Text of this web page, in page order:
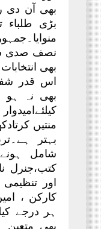
بھی آن دی
بڑی طلباء
نصف صدی
بھی
اس قدر
بھی نہ
منتیں
بہتر
شامل ہونے
کتب،جنرل
اور
کارکن ،
ہر درجے
بھی متعین